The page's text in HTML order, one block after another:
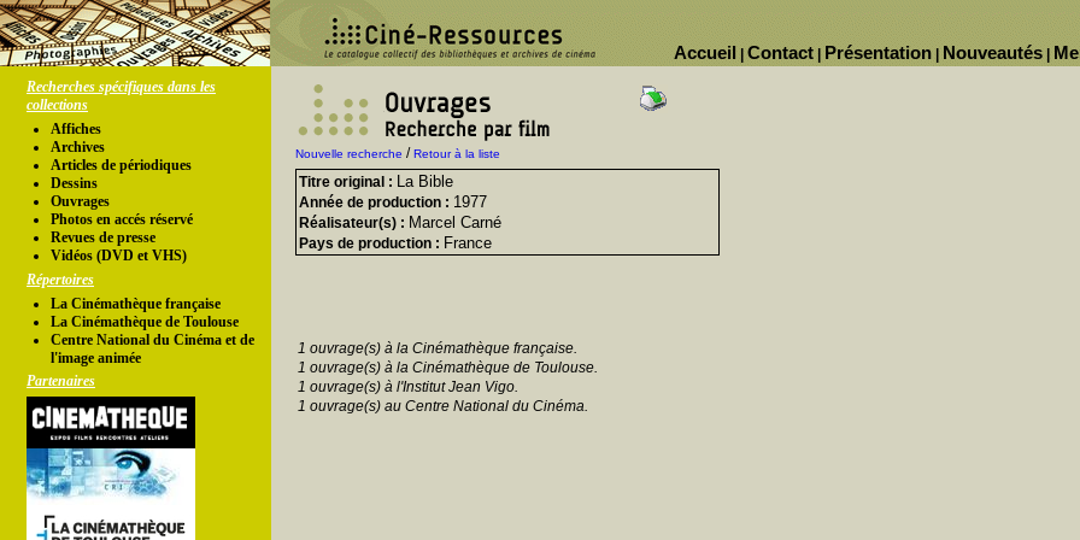
Nouveautés
Présentation
Contact
Accueil
Recherches spécifiques dans les
collections
Affiches
Archives
Articles de périodiques
Dessins
Ouvrages
Photos en accés réservé
Revues de presse
Vidéos (DVD et VHS)
Répertoires
La Cinémathèque française
La Cinémathèque de Toulouse
Centre National du Cinéma et de
l'image animée
Partenaires
Nouvelle recherche /Retour à la liste
Titre original : La Bible
Année de production : 1977
Réalisateur(s) : Marcel Carné
Pays de production : France
1 ouvrage(s) à la Cinémathèque française.
1 ouvrage(s) à la Cinémathèque de Toulouse.
1 ouvrage(s) à l'Institut Jean Vigo.
1 ouvrage(s) au Centre National du Cinéma.